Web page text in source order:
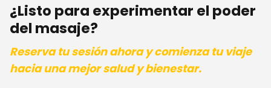
¿Listo para experimentar el poder
del masaje?
Reserva tu sesión ahora y comienza tu viaje
hacia una mejor salud y bienestar.